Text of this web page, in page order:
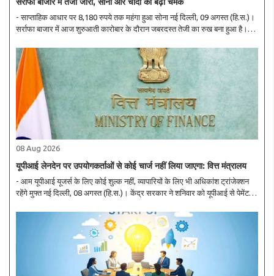
- साप्ताहिक आधार पर 8,180 रुपये तक महंगा हुआ सोना नई दिल्ली, 09 अगस्त (हि.स.)।
सर्राफा बाजार में आज शुरुआती कारोबार के दौरान जबरदस्त तेजी का रुख बना हुआ है।
2,290 ..
08 Aug 2026
यूपीआई लेनदेन पर उपयोगकर्ताओं से कोई चार्ज नहीं लिया जाएगा: वित्त मंत्रालय
- आम यूपीआई यूजर्स के लिए कोई शुल्क नहीं, व्यापारियों के लिए भी अधिकांश ट्रांजेक्शन
रहेंगे मुफ्त नई दिल्ली, 08 अगस्त (हि.स.)। केंद्र सरकार ने शनिवार को यूपीआई से पेमेंट